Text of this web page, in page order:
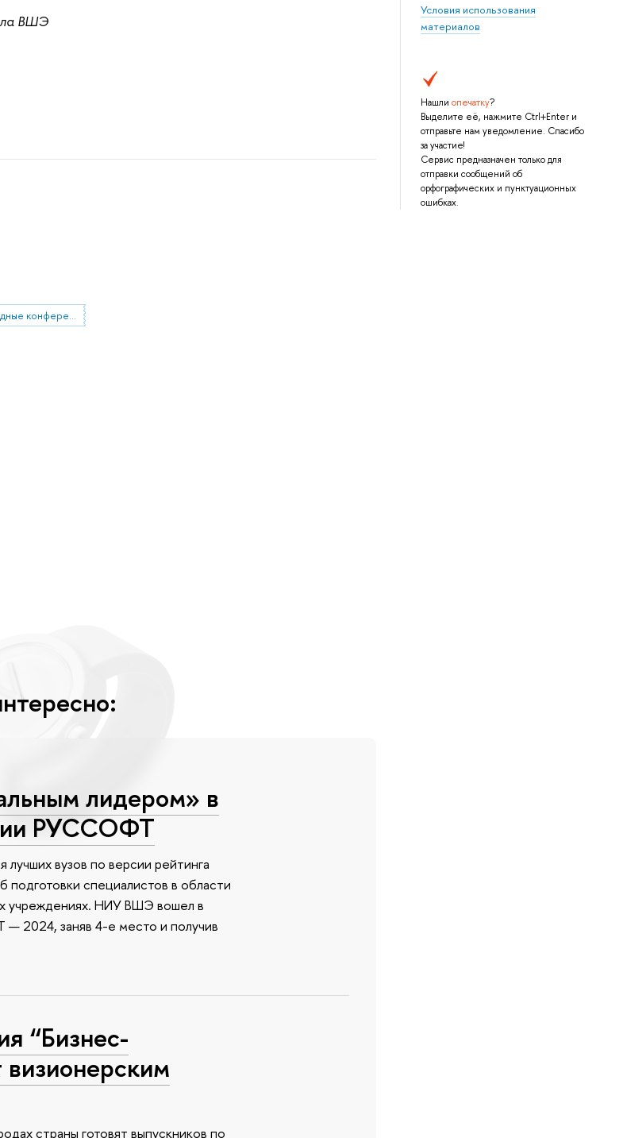
Условия использования
материалов
Нашли опечатку?
Выделите её, нажмите Ctrl+Enter и
отправьте нам уведомление. Спасибо
за участие!
Сервис предназначен только для
отправки сообщений об
орфографических и пунктуационных
ошибках.
ВШЭ
международные конференции
лидером» в
РУССОФТ
вузов по версии рейтинга
специалистов в области
учреждениях. НИУ ВШЭ вошел в
2024, заняв 4-е место и получив
“Бизнес-
страны готовят выпускников по